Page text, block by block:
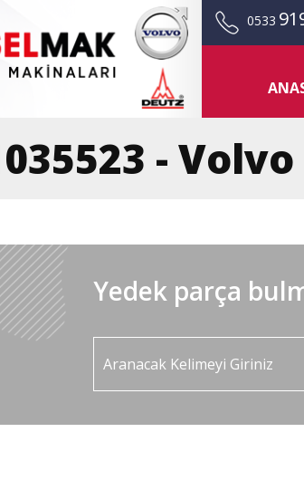
0533
-
Yedek parça